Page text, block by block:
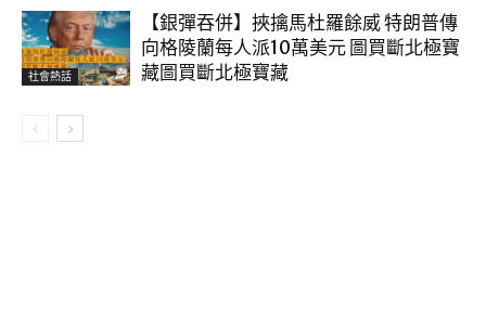
社會熱話
【銀彈吞併】挾擒馬杜羅餘威 特朗普傳
向格陵蘭每人派10萬美元 圖買斷北極寶
藏圖買斷北極寶藏